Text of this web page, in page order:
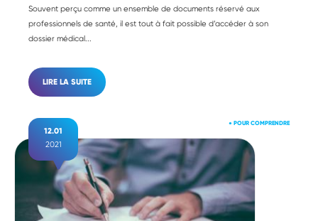
Souvent perçu comme un ensemble de documents réservé aux
professionnels de santé, il est tout à fait possible d’accéder à son
dossier médical...
LIRE LA SUITE
12.01
2021
● POUR COMPRENDRE